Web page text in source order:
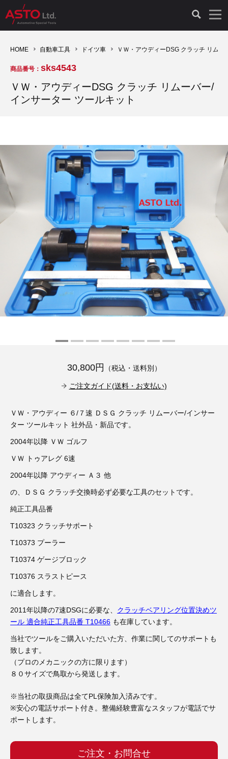
診断機（16）
キープログラマー（4）
TPMS（4）
その他（9）
診断テスター（10）
キープログラマー（20）
スモークテスター（4）
安定化電源ユニット（8）
バッテリーテスター（4）
古い車両用診断テスター（10）
バイク用診断テスター（7）
その他（20）
HCB TOOLS（45）
AST TOOLS（51）
LASER（39）
イタリア/フランス車（27）
イギリス車（23）
アメリカ車（15）
スウェーデン車（20）
ホイールロック取り外しツール（6）
3D プリンターペン（8）
オシロスコープ（2）
オシロ関連商品（9）
その他（8）
ドイツ車（427）
イタリア/フランス車（145）
アメリカ車（60）
スウェーデン車（45）
日本車（40）
ロシア（8）
ブレーキキャリパーリペアキット（368）
ライト関連（6）
その他（12）
現品修理（77）
リビルト品（58）
コントロールユニット初期化（3）
イモビライザーOFF（1）
その他（6）
オシロスコープ（10）
アクセサリー（13）
HOME 自動車工具 ドイツ車 ＶＷ・アウディーDSG クラッチ リム
商品番号： sks4543
ＶＷ・アウディーDSG クラッチ リムーバー/
インサーター ツールキット
30,800円 （税込・送料別）
ご注文ガイド(送料・お支払い)
ＶＷ・アウディー ６/７速 ＤＳＧ クラッチ リムーバー/インサー
ター ツールキット 社外品・新品です。
2004年以降 ＶＷ ゴルフ
ＶＷ トゥアレグ 6速
2004年以降 アウディー Ａ３ 他
の、ＤＳＧ クラッチ交換時必ず必要な工具のセットです。
純正工具品番
T10323 クラッチサポート
T10373 プーラー
T10374 ゲージブロック
T10376 スラストピース
に適合します。
2011年以降の7速DSGに必要な、 クラッチベアリング位置決めツ
ール 適合純正工具品番 T10466 も在庫しています。
当社でツールをご購入いただいた方、作業に関してのサポートも
致します。
（プロのメカニックの方に限ります）
８０サイズで鳥取から発送します。
※当社の取扱商品は全てPL保険加入済みです。
※安心の電話サポート付き。整備経験豊富なスタッフが電話でサ
ポートします。
ご注文・お問合せ